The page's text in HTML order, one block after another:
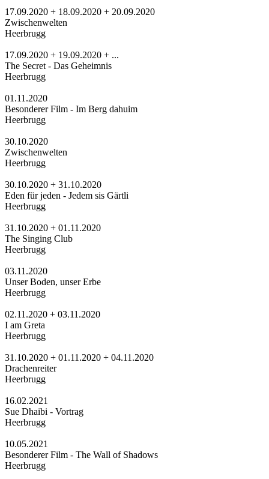
17.09.2020 + 18.09.2020 + 20.09.2020
Zwischenwelten
Heerbrugg
17.09.2020 + 19.09.2020 + ...
The Secret - Das Geheimnis
Heerbrugg
01.11.2020
Besonderer Film - Im Berg dahuim
Heerbrugg
30.10.2020
Zwischenwelten
Heerbrugg
30.10.2020 + 31.10.2020
Eden für jeden - Jedem sis Gärtli
Heerbrugg
31.10.2020 + 01.11.2020
The Singing Club
Heerbrugg
03.11.2020
Unser Boden, unser Erbe
Heerbrugg
02.11.2020 + 03.11.2020
I am Greta
Heerbrugg
31.10.2020 + 01.11.2020 + 04.11.2020
Drachenreiter
Heerbrugg
16.02.2021
Sue Dhaibi - Vortrag
Heerbrugg
10.05.2021
Besonderer Film - The Wall of Shadows
Heerbrugg